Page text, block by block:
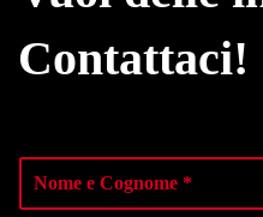
Contattaci!